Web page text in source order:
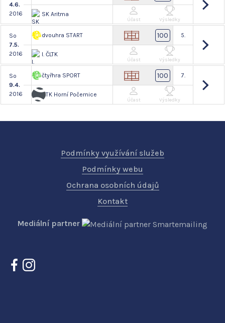
4.6.
2016
SK Aritma
Účast Výsledky
So
7.5.
2016
dvouhra START
I. ČLTK
100 5.
Účast Výsledky
So
9.4.
2016
čtyřhra SPORT
TK Horní Počernice
100 7.
Účast Výsledky
Podmínky využívání služeb
Podmínky webu
Ochrana osobních údajů
Kontakt
Mediální partner